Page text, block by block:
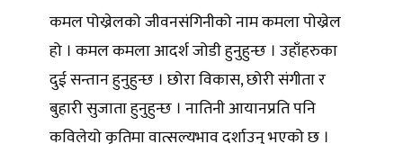
कमल पोख्रेलको जीवनसंगिनीको नाम कमला पोख्रेल
हो । कमल कमला आदर्श जोडी हुनुहुन्छ । उहाँहरुका
दुई सन्तान हुनुहुन्छ । छोरा विकास, छोरी संगीता र
बुहारी सुजाता हुनुहुन्छ । नातिनी आयानप्रति पनि
कविलेयो कृतिमा वात्सल्यभाव दर्शाउनु भएको छ ।